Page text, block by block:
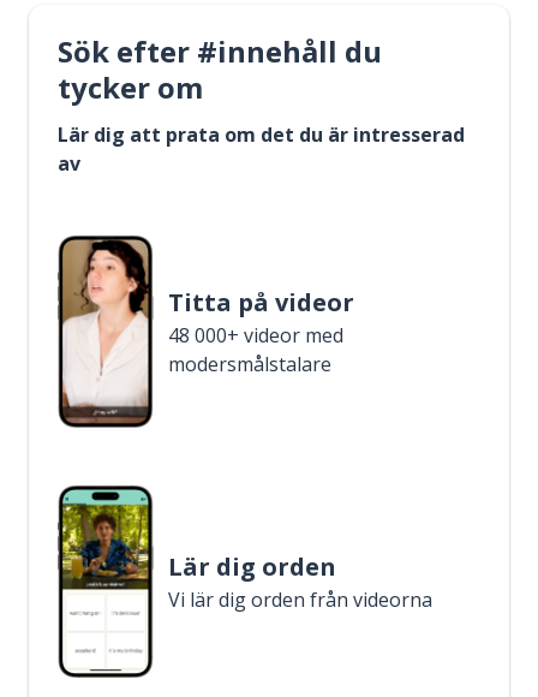
Sök efter #innehåll du
tycker om
Lär dig att prata om det du är intresserad
av
Titta på videor
48 000+ videor med
modersmålstalare
Lär dig orden
Vi lär dig orden från videorna